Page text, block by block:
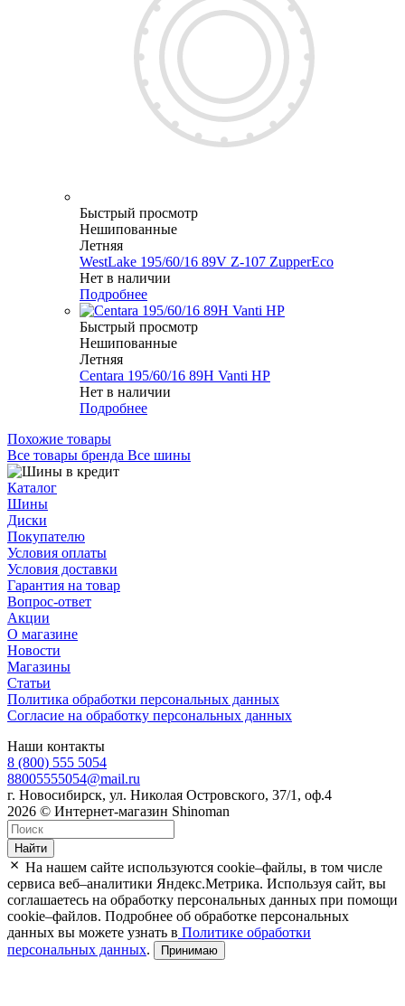
Быстрый просмотр
Нешипованные
Летняя
WestLake 195/60/16 89V Z-107 ZupperEco
Нет в наличии
Подробнее
Быстрый просмотр
Нешипованные
Летняя
Centara 195/60/16 89H Vanti HP
Нет в наличии
Подробнее
Похожие товары
Все товары бренда Все шины
Каталог
Шины
Диски
Покупателю
Условия оплаты
Условия доставки
Гарантия на товар
Вопрос-ответ
Акции
О магазине
Новости
Магазины
Статьи
Политика обработки персональных данных
Согласие на обработку персональных данных
Наши контакты
8 (800) 555 5054
88005555054@mail.ru
г. Новосибирск, ул. Николая Островского, 37/1, оф.4
2026 © Интернет-магазин Shinoman
Найти
На нашем сайте используются cookie–файлы, в том числе
сервиса веб–аналитики Яндекс.Метрика. Используя сайт, вы
соглашаетесь на обработку персональных данных при помощи
cookie–файлов. Подробнее об обработке персональных
данных вы можете узнать в Политике обработки
персональных данных. Принимаю